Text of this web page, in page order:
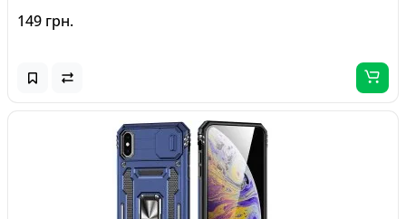
149 грн.